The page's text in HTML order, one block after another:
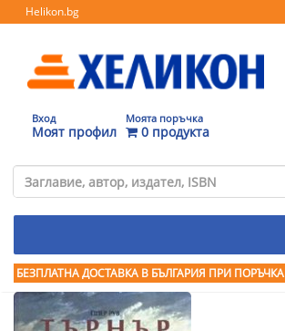
Helikon.bg
Вход
Моят профил
Моята поръчка
0 продукта
БЕЗПЛАТНА ДОСТАВКА В БЪЛГАРИЯ ПРИ ПОРЪЧКА